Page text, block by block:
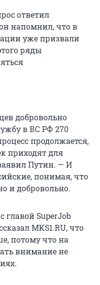
ответил
напомнил, что в
уже призвали
ряды
добровольно
в ВС РФ 270
продолжается,
приходят для
Путин. — И
понимая, что
и добровольно.
с главой SuperJob
MKS1.RU, что
потому что на
внимание не